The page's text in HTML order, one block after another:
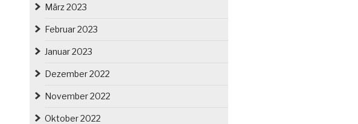
März 2023
Februar 2023
Januar 2023
Dezember 2022
November 2022
Oktober 2022